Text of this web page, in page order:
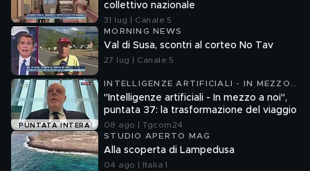
collettivo nazionale
31 lug | Canale 5
MORNING NEWS
Val di Susa, scontri al corteo No Tav
27 lug | Canale 5
PUNTATA INTERA
INTELLIGENZE ARTIFICIALI - IN MEZZO
A NOI
"Intelligenze artificiali - In mezzo a noi",
puntata 37: la trasformazione del viaggio
08 ago | Tgcom24
STUDIO APERTO MAG
Alla scoperta di Lampedusa
04 ago | Italia 1